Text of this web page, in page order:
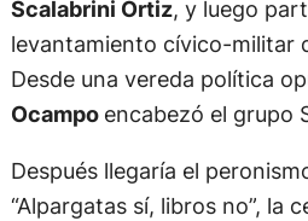
Scalabrini Ortiz, y luego
levantamiento cívico-militar
Desde una vereda política
Ocampo encabezó el grupo
Después llegaría el
“Alpargatas sí, libros no”, la